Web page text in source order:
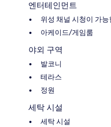
엔터테인먼트
위성 채널 시청이 가능
아케이드/게임룸
야외 구역
발코니
테라스
정원
세탁 시설
세탁 시설